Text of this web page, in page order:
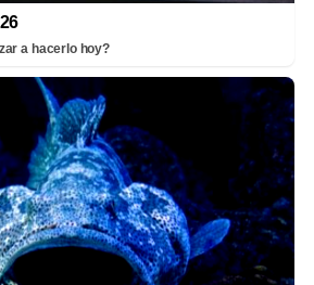
a hacerlo hoy?